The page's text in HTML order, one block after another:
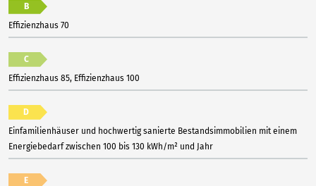
B
Effizienzhaus 70
C
Effizienzhaus 85, Effizienzhaus 100
D
Einfamilienhäuser und hochwertig sanierte Bestandsimmobilien mit einem
Energiebedarf zwischen 100 bis 130 kWh/m² und Jahr
E